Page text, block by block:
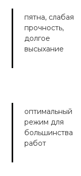
пятна, слабая
прочность,
долгое
высыхание
оптимальный
режим для
большинства
работ